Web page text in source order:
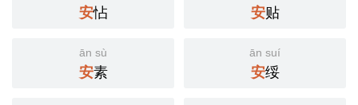
安怗 安贴
ān sù
安素
ān suí
安绥